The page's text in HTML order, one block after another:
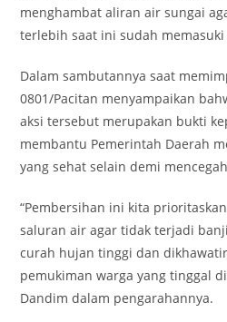
menghambat aliran air sungai
terlebih saat ini sudah
Dalam sambutannya saat
0801/Pacitan menyampaikan
aksi tersebut merupakan bukti
membantu Pemerintah Daerah
yang sehat selain demi
“Pembersihan ini kita
saluran air agar tidak terjadi
curah hujan tinggi dan
pemukiman warga yang tinggal
Dandim dalam pengarahannya.